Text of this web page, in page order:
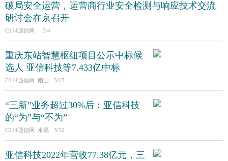
破局安全运营，运营商行业安全检测与响应技术交流
研讨会在京召开
C114通信网 5/4
重庆东站智慧枢纽项目公示中标候
选人 亚信科技等7.433亿中标
C114通信网 南山 3/15
“三新”业务超过30%后：亚信科技
的“为”与“不为”
C114通信网 水易 3/10
亚信科技2022年营收77.38亿元，三